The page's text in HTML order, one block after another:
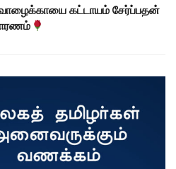
கட்டாயம் சேர்ப்பதன்